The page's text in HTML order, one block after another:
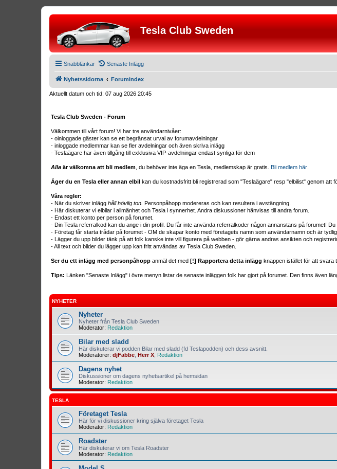
Tesla Club Sweden
Snabblänkar Senaste Inlägg
Nyhetssidorna Forumindex
Aktuellt datum och tid: 07 aug 2026 20:45
Tesla Club Sweden - Forum
Välkommen till vårt forum! Vi har tre användarnivåer:
- oinloggade gäster kan se ett begränsat urval av forumavdelningar
- inloggade medlemmar kan se fler avdelningar och även skriva inlägg
- Teslaägare har även tillgång till exklusiva VIP-avdelningar endast synliga för dem
Alla är välkomna att bli medlem , du behöver inte äga en Tesla, medlemskap är gratis. Bli medlem här
Äger du en Tesla eller annan elbil kan du kostnadsfritt bli registrerad som "Teslaägare" resp "elbilist" genom att
Våra regler:
- När du skriver inlägg håll hövlig ton. Personpåhopp modereras och kan resultera i avstängning.
- Här diskuterar vi elbilar i allmänhet och Tesla i synnerhet. Andra diskussioner hänvisas till andra forum.
- Endast ett konto per person på forumet.
- Din Tesla referralkod kan du ange i din profil. Du får inte använda referralkoder någon annanstans på forumet!
- Företag får starta trådar på forumet - OM de skapar konto med företagets namn som användarnamn och är
- Lägger du upp bilder tänk på att folk kanske inte vill figurera på webben - gör gärna andras ansikten och
- All text och bilder du lägger upp kan fritt användas av Tesla Club Sweden.
Ser du ett inlägg med personpåhopp anmäl det med [!] Rapportera detta inlägg knappen istället för att svara
Tips: Länken "Senaste Inlägg" i övre menyn listar de senaste inläggen folk har gjort på forumet. Den finns även
NYHETER
Nyheter
Nyheter från Tesla Club Sweden
Moderator: Redaktion
Bilar med sladd
Här diskuterar vi podden Bilar med sladd (fd Teslapodden) och dess avsnitt.
Moderatorer: djFabbe Herr X Redaktion
Dagens nyhet
Diskussioner om dagens nyhetsartikel på hemsidan
Moderator: Redaktion
TESLA
Företaget Tesla
Här för vi diskussioner kring själva företaget Tesla
Moderator: Redaktion
Roadster
Här diskuterar vi om Tesla Roadster
Moderator: Redaktion